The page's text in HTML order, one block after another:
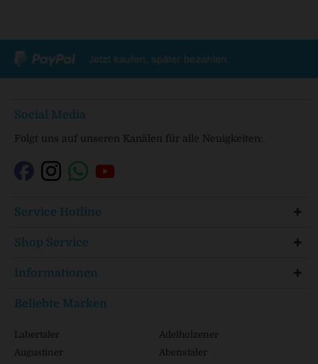
Social Media
Folgt uns auf unseren Kanälen für alle Neuigkeiten:
Service Hotline
Shop Service
Informationen
Beliebte Marken
Labertaler
Adelholzener
Augustiner
Abenstaler